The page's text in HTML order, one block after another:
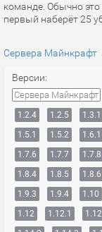
команде. Обычно это
первый наберёт 25
Сервера Майнкрафт
Версии:
Сервера Майнкрафт
1.2.4
1.2.5 1.3.1
1.5.1
1.5.2 1.6.1
1.7.6
1.7.7 1.7.8
1.8.4
1.8.5 1.8.6
1.9.3
1.9.4 1.10
1.12
1.12.1